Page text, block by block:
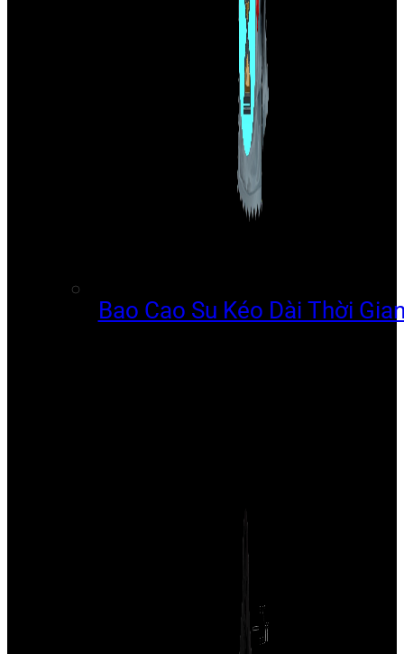
Bao Cao Su Kéo Dài Thời